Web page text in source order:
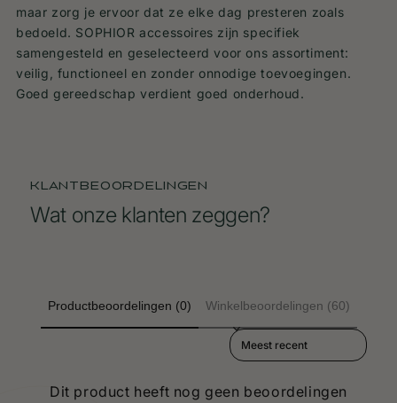
maar zorg je ervoor dat ze elke dag presteren zoals
bedoeld. SOPHIOR accessoires zijn specifiek
samengesteld en geselecteerd voor ons assortiment:
veilig, functioneel en zonder onnodige toevoegingen.
Goed gereedschap verdient goed onderhoud.
KLANTBEOORDELINGEN
Wat onze klanten zeggen?
Productbeoordelingen (0) Winkelbeoordelingen (60)
Sort reviews by
Dit product heeft nog geen beoordelingen